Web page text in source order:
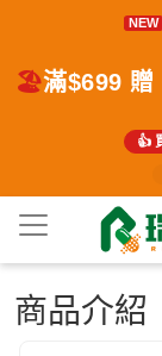
NEW
🏖️滿$699 贈
👍
商品介紹